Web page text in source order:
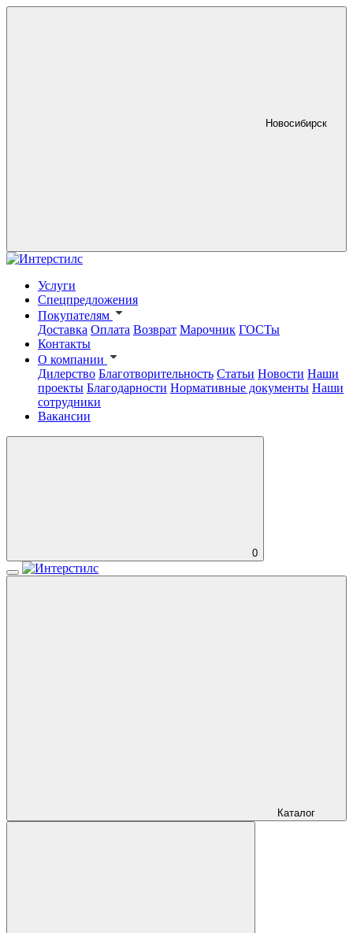
Новосибирск
Услуги
Спецпредложения
Покупателям
Доставка Оплата Возврат Марочник ГОСТы
Контакты
О компании
Дилерство Благотворительность Статьи Новости Наши
проекты Благодарности Нормативные документы Наши
сотрудники
Вакансии
0
Каталог